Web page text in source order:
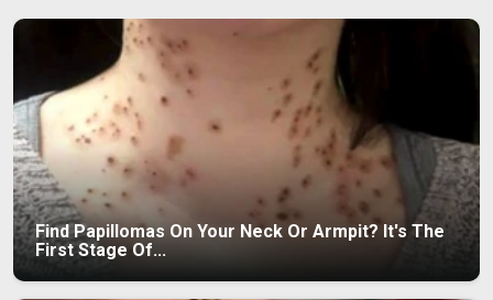
Find Papillomas On Your Neck Or Armpit? It's The
First Stage Of...